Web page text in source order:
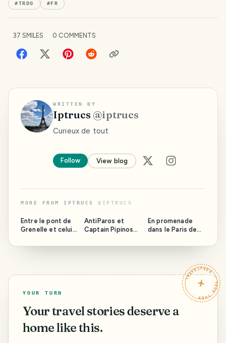
#TRDO # FR
37 SMILES 0 COMMENTS
WRITTEN BY
Iptrucs @iptrucs
Curieux de tout
Follow View blog
MORE FROM IPTRUCS @ IPTRUCS
Entre le pont de
Grenelle et celui
l'allée des cygnes
AntiParos et
Captain Pipinos
En promenade
dans le Paris de
TRAVELFEED · YOUR TURN ·
YOUR TURN
Your travel stories deserve a
home like this.